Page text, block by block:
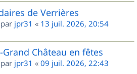
de Verrières
jpr31 « 13 juil. 2026, 20:54
Château en fêtes
jpr31 « 09 juil. 2026, 22:43